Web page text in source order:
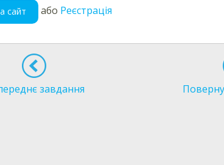
сайт або Реєстрація
завдання